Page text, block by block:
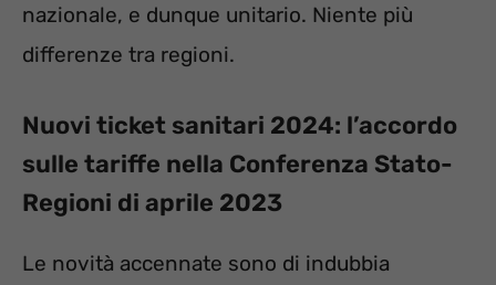
nazionale, e dunque unitario. Niente più
differenze tra regioni.
Nuovi ticket sanitari 2024: l’accordo
sulle tariffe nella Conferenza Stato-
Regioni di aprile 2023
Le novità accennate sono di indubbia